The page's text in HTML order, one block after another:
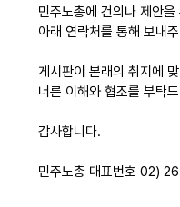
민주노총에 건의나 제안
아래 연락처를 통해 보내
게시판이 본래의 취지에
너른 이해와 협조를 부탁
감사합니다.
민주노총 대표번호 02)